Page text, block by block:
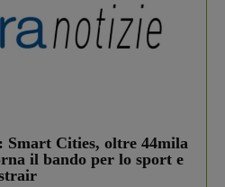
Smart Cities, oltre 44mila
il bando per lo sport e